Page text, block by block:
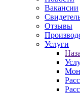
Вакансии
Отзывы
Услуги